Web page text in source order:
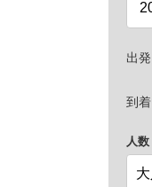
出発
到着
人数